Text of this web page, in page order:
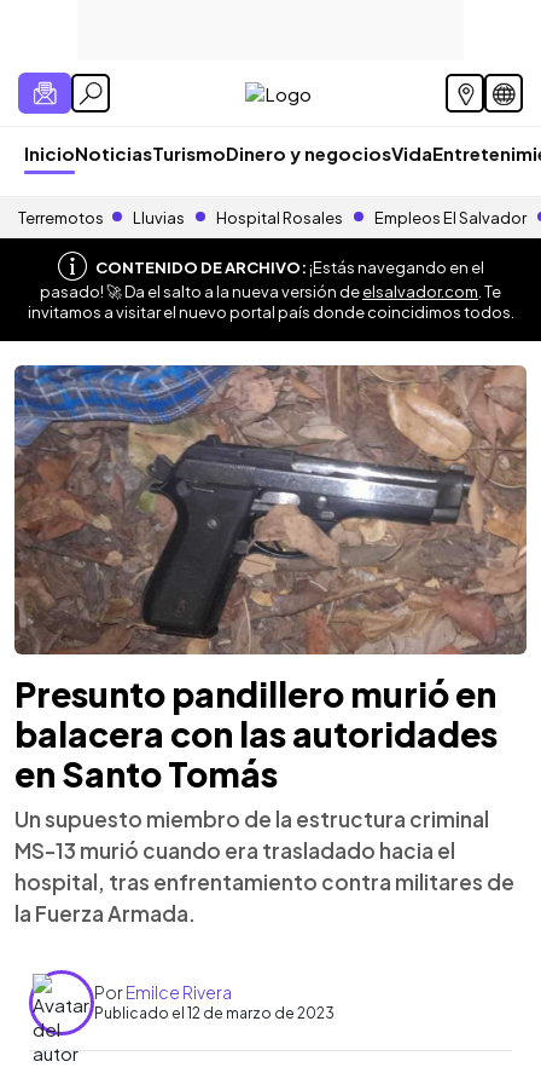
InicioNoticiasTurismoDinero y negociosVida
Terremotos Lluvias Hospital Rosales Empleos El Salvador
CONTENIDO DE ARCHIVO:¡Estás navegando en el
pasado! 🚀 Da el salto a la nueva versión deelsalvador.com . Te
invitamos a visitar el nuevo portal país donde coincidimos todos.
Presunto pandillero murió en
balacera con las autoridades
en Santo Tomás
Un supuesto miembro de la estructura criminal
MS-13 murió cuando era trasladado hacia el
hospital, tras enfrentamiento contra militares de
la Fuerza Armada.
PorEmilce Rivera
Publicado el 12 de marzo de 2023